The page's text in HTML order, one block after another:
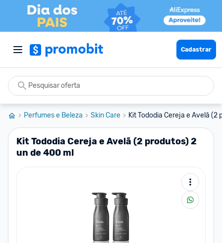
Cadastrar
Perfumes e Beleza Skin Care Kit Tododia Cereja e Avelã (2
Kit Tododia Cereja e Avelã (2 produtos) 2
un de 400 ml